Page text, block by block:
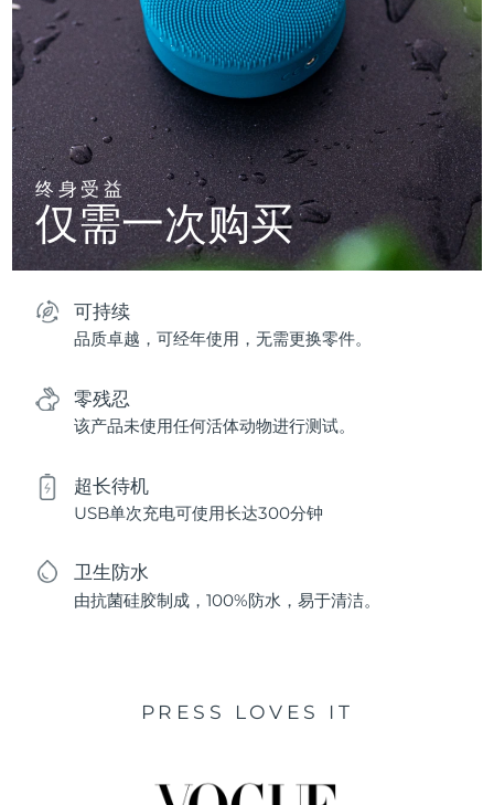
终身受益
仅需一次购买
可持续
品质卓越，可经年使用，无需更换零件。
零残忍
该产品未使用任何活体动物进行测试。
超长待机
USB单次充电可使用长达300分钟
卫生防水
由抗菌硅胶制成，100%防水，易于清洁。
PRESS LOVES IT